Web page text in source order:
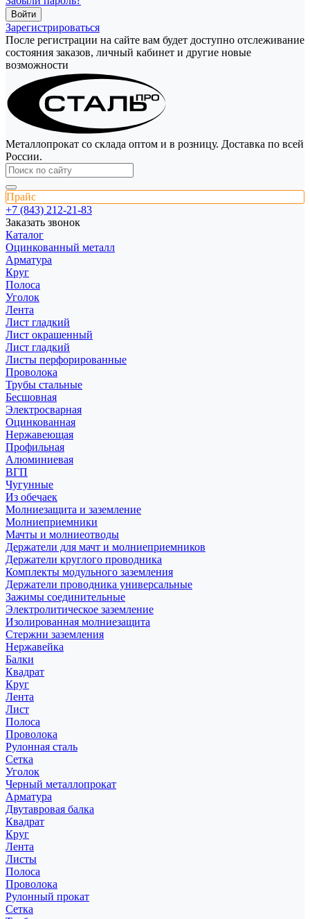
Зарегистрироваться
После регистрации на сайте вам будет доступно отслеживание
состояния заказов, личный кабинет и другие новые
возможности
Металлопрокат со склада оптом и в розницу. Доставка по всей
России.
Прайс
+7 (843) 212-21-83
Заказать звонок
Каталог
Оцинкованный металл
Арматура
Круг
Полоса
Уголок
Лента
Лист гладкий
Лист окрашенный
Лист гладкий
Листы перфорированные
Проволока
Трубы стальные
Бесшовная
Электросварная
Оцинкованная
Нержавеющая
Профильная
Алюминиевая
ВГП
Чугунные
Из обечаек
Молниезащита и заземление
Молниеприемники
Мачты и молниеотводы
Держатели для мачт и молниеприемников
Держатели круглого проводника
Комплекты модульного заземления
Держатели проводника универсальные
Зажимы соединительные
Электролитическое заземление
Изолированная молниезащита
Стержни заземления
Нержавейка
Балки
Квадрат
Круг
Лента
Лист
Полоса
Проволока
Рулонная сталь
Сетка
Уголок
Черный металлопрокат
Арматура
Двутавровая балка
Квадрат
Круг
Лента
Листы
Полоса
Проволока
Рулонный прокат
Сетка